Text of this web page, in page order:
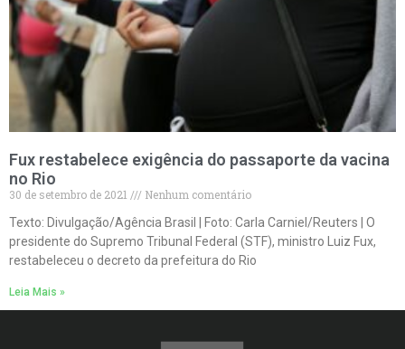
Fux restabelece exigência do passaporte da vacina
no Rio
30 de setembro de 2021
Nenhum comentário
Texto: Divulgação/Agência Brasil | Foto: Carla Carniel/Reuters | O
presidente do Supremo Tribunal Federal (STF), ministro Luiz Fux,
restabeleceu o decreto da prefeitura do Rio
Leia Mais »